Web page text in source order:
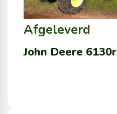
Afgeleverd
John Deere 6130r